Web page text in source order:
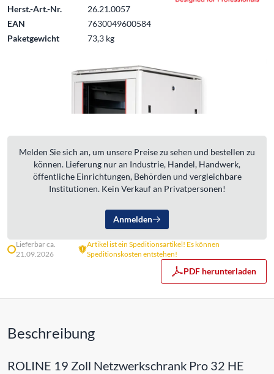
Herst.-Art.-Nr.
26.21.0057
EAN
7630049600584
Paketgewicht
73,3 kg
Melden Sie sich an, um unsere Preise zu sehen und bestellen zu
können. Lieferung nur an Industrie, Handel, Handwerk,
öffentliche Einrichtungen, Behörden und vergleichbare
Institutionen. Kein Verkauf an Privatpersonen!
Anmelden
Lieferbar ca.
21.09.2026
Artikel ist ein Speditionsartikel! Es können
Speditionskosten entstehen!
PDF herunterladen
Beschreibung
ROLINE 19 Zoll Netzwerkschrank Pro 32 HE